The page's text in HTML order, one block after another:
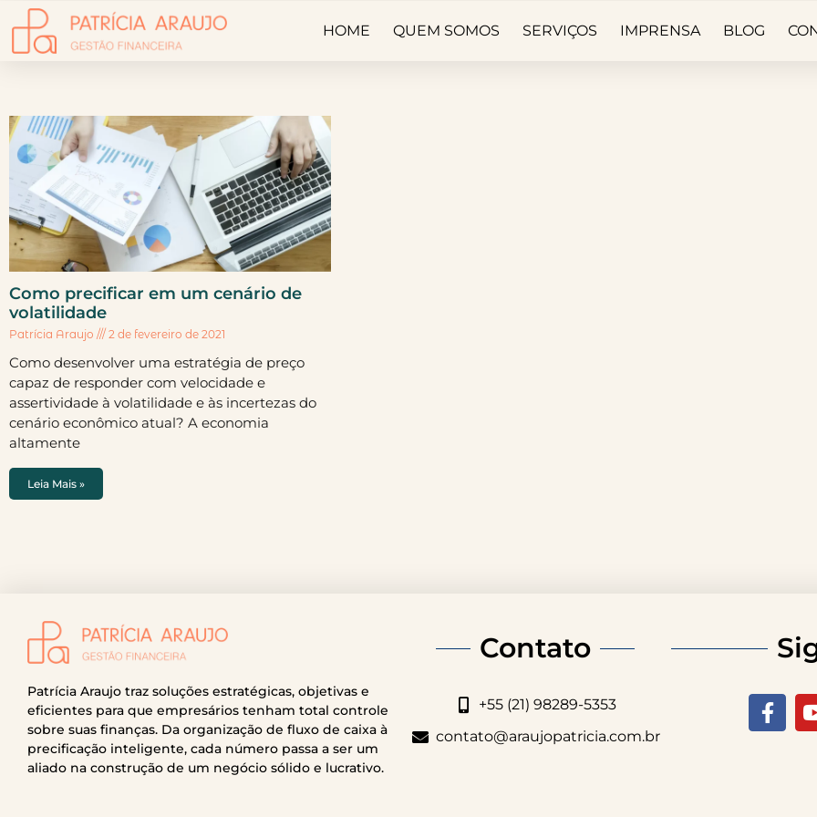
HOME QUEM SOMOS SERVIÇOS IMPRENSA BLOG
Como precificar em um cenário de
volatilidade
Patrícia Araujo 2 de fevereiro de 2021
Como desenvolver uma estratégia de preço
capaz de responder com velocidade e
assertividade à volatilidade e às incertezas do
cenário econômico atual? A economia
altamente
Leia Mais »
Patrícia Araujo traz soluções estratégicas, objetivas e
eficientes para que empresários tenham total controle
sobre suas finanças. Da organização de fluxo de caixa à
precificação inteligente, cada número passa a ser um
aliado na construção de um negócio sólido e lucrativo.
Contato
+55 (21) 98289-5353
contato@araujopatricia.com.br